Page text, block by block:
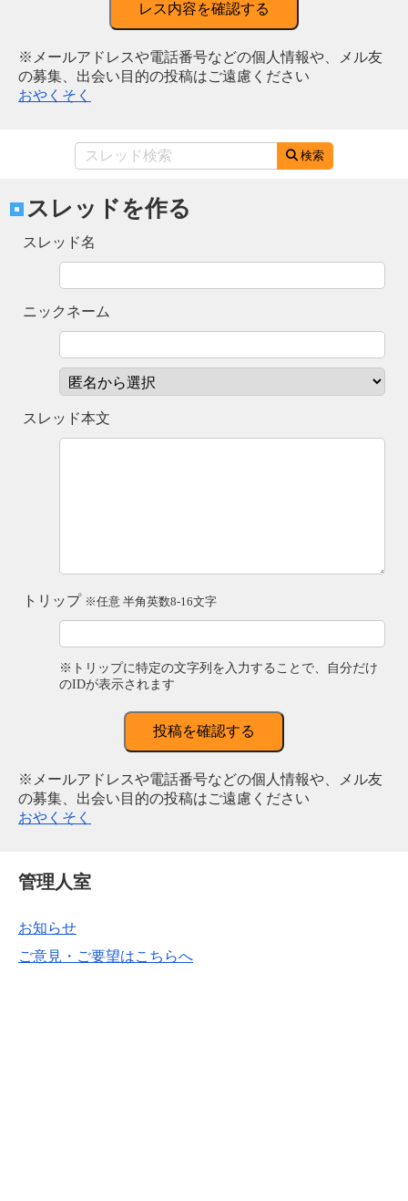
レス内容を確認する
※メールアドレスや電話番号などの個人情報や、メル友
の募集、出会い目的の投稿はご遠慮ください
おやくそく
検索
スレッドを作る
スレッド名
ニックネーム
スレッド本文
トリップ ※任意 半角英数8-16文字
※トリップに特定の文字列を入力することで、自分だけ
のIDが表示されます
投稿を確認する
※メールアドレスや電話番号などの個人情報や、メル友
の募集、出会い目的の投稿はご遠慮ください
おやくそく
管理人室
お知らせ
ご意見・ご要望はこちらへ